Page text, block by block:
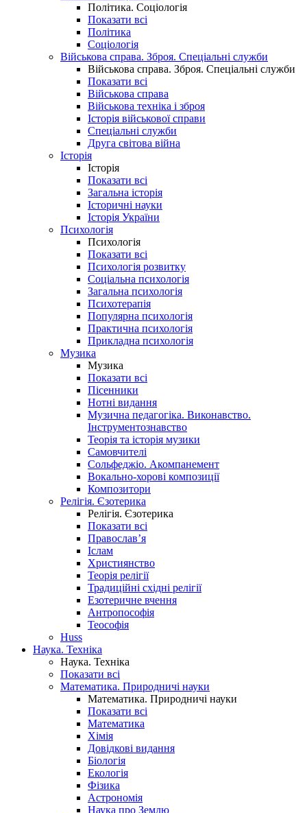
Політика. Соціологія
Показати всі
Політика
Соціологія
Військова справа. Зброя. Спеціальні служби
Військова справа. Зброя. Спеціальні служби
Показати всі
Військова справа
Військова техніка і зброя
Історія військової справи
Спеціальні служби
Друга світова війна
Історія
Історія
Показати всі
Загальна історія
Історичні науки
Історія України
Психологія
Психологія
Показати всі
Психологія розвитку
Соціальна психологія
Загальна психологія
Психотерапія
Популярна психологія
Практична психологія
Прикладна психологія
Музика
Музика
Показати всі
Пісенники
Нотні видання
Музична педагогіка. Виконавство.
Інструментознавство
Теорія та історія музики
Самовчителі
Сольфеджіо. Акомпанемент
Вокально-хорові композиції
Композитори
Релігія. Єзотерика
Релігія. Єзотерика
Показати всі
Православ’я
Іслам
Християнство
Теорія релігії
Традиційні східні релігії
Езотеричне вчення
Антропософія
Теософія
Huss
Наука. Техніка
Наука. Техніка
Показати всі
Математика. Природничі науки
Математика. Природничі науки
Показати всі
Математика
Хімія
Довідкові видання
Біологія
Екологія
Фізика
Астрономія
Наука про Землю